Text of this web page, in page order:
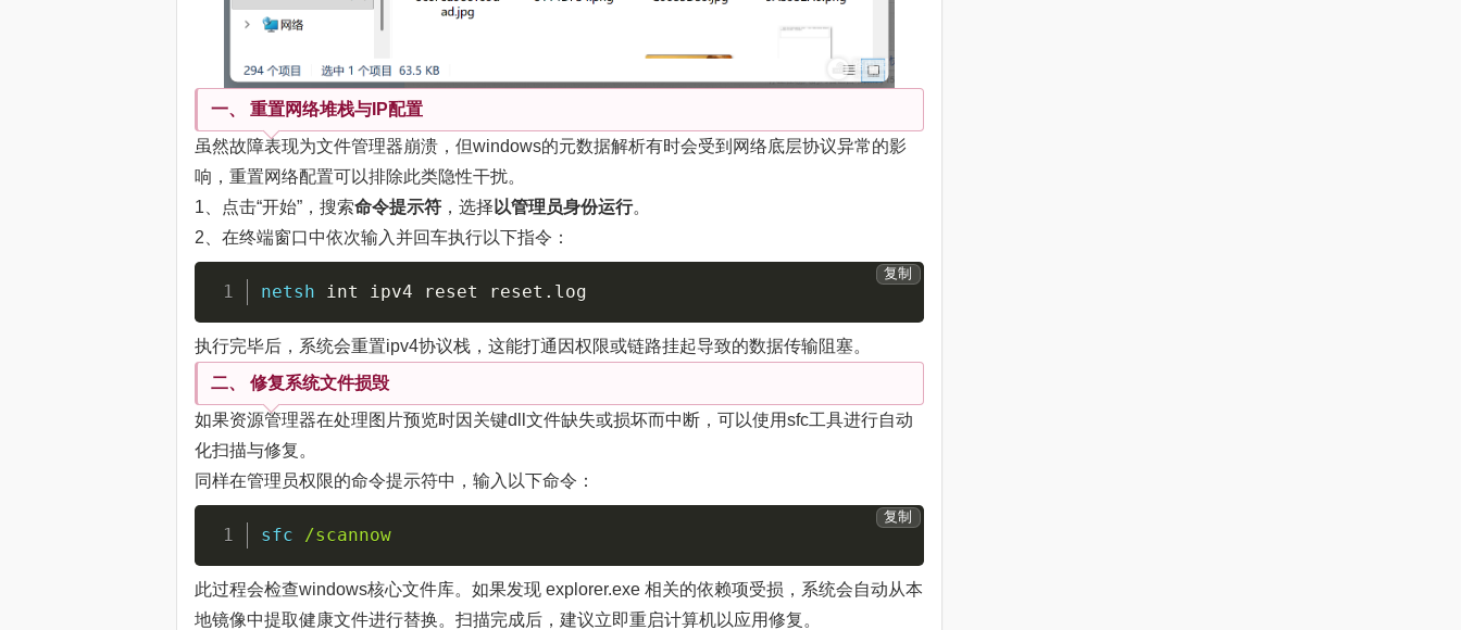
一、 重置网络堆栈与IP配置
虽然故障表现为文件管理器崩溃，但windows的元数据解析有时会受到网络底层协议异常的影
响，重置网络配置可以排除此类隐性干扰。
1、点击“开始”，搜索命令提示符 ，选择 以管理员身份运行。
2、在终端窗口中依次输入并回车执行以下指令：
netsh int ipv4 reset reset.log
复制
执行完毕后，系统会重置ipv4协议栈，这能打通因权限或链路挂起导致的数据传输阻塞。
二、 修复系统文件损毁
如果资源管理器在处理图片预览时因关键dll文件缺失或损坏而中断，可以使用sfc工具进行自动
化扫描与修复。
同样在管理员权限的命令提示符中，输入以下命令：
sfc /scannow
复制
此过程会检查windows核心文件库。如果发现 explorer.exe 相关的依赖项受损，系统会自动从本
地镜像中提取健康文件进行替换。扫描完成后，建议立即重启计算机以应用修复。